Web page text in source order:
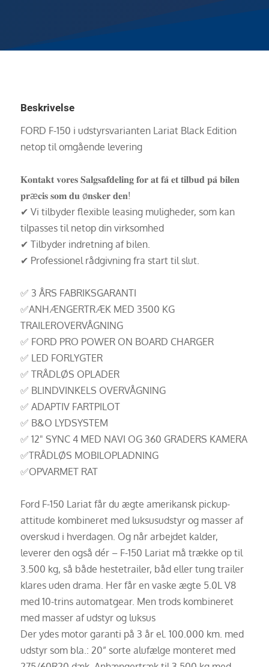
Beskrivelse
FORD F-150 i udstyrsvarianten Lariat Black Edition
netop til omgående levering
𝐊𝐨𝐧𝐭𝐚𝐤𝐭 𝐯𝐨𝐫𝐞𝐬 𝐒𝐚𝐥𝐠𝐬𝐚𝐟𝐝𝐞𝐥𝐢𝐧𝐠 𝐟𝐨𝐫 𝐚𝐭 𝐟𝐚̊ 𝐞𝐭 𝐭𝐢𝐥𝐛𝐮𝐝 𝐩𝐚̊ 𝐛𝐢𝐥𝐞𝐧
𝐩𝐫æ𝐜𝐢𝐬 𝐬𝐨𝐦 𝐝𝐮 ø𝐧𝐬𝐤𝐞𝐫 𝐝𝐞𝐧!
✔ Vi tilbyder flexible leasing muligheder, som kan
tilpasses til netop din virksomhed
✔ Tilbyder indretning af bilen.
✔ Professionel rådgivning fra start til slut.
✅ 3 ÅRS FABRIKSGARANTI
✅ANHÆNGERTRÆK MED 3500 KG
TRAILEROVERVÅGNING
✅ FORD PRO POWER ON BOARD CHARGER
✅ LED FORLYGTER
✅ TRÅDLØS OPLADER
✅ BLINDVINKELS OVERVÅGNING
✅ ADAPTIV FARTPILOT
✅ B&O LYDSYSTEM
✅ 12" SYNC 4 MED NAVI OG 360 GRADERS KAMERA
✅TRÅDLØS MOBILOPLADNING
✅OPVARMET RAT
Ford F-150 Lariat får du ægte amerikansk pickup-
attitude kombineret med luksusudstyr og masser af
overskud i hverdagen. Og når arbejdet kalder,
leverer den også dér – F-150 Lariat må trække op til
3.500 kg, så både hestetrailer, båd eller tung trailer
klares uden drama. Her får en vaske ægte 5.0L V8
med 10-trins automatgear. Men trods kombineret
med masser af udstyr og luksus
Der ydes motor garanti på 3 år el. 100.000 km. med
udstyr som bla.: 20” sorte alufælge monteret med